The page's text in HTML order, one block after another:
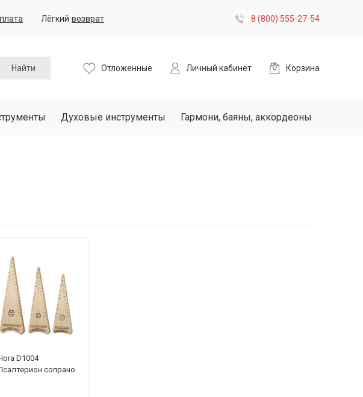
Лёгкий возврат 8 (800) 555-27-54
Найти Отложенные Личный кабинет Корзина
Духовые инструменты Гармони, баяны, аккордеоны
D1004
сопрано